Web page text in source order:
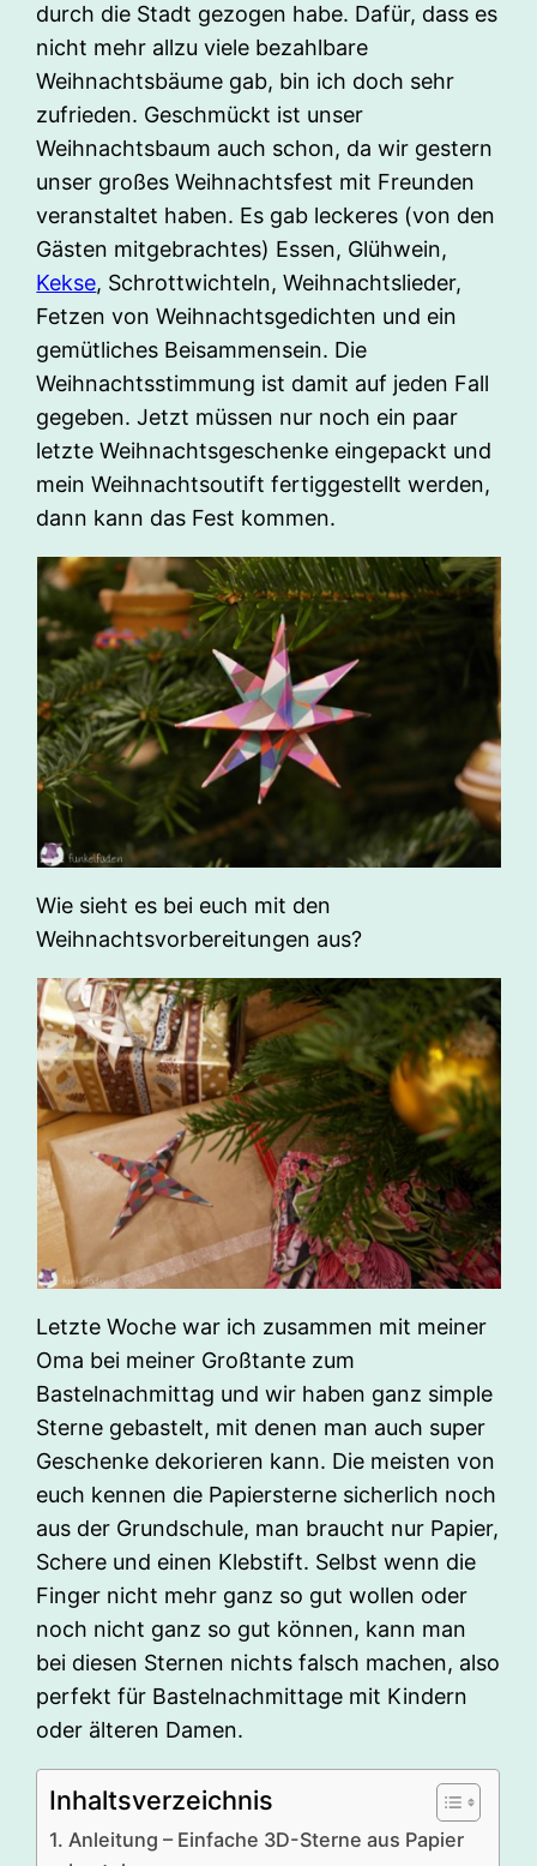
durch die Stadt gezogen habe. Dafür, dass es
nicht mehr allzu viele bezahlbare
Weihnachtsbäume gab, bin ich doch sehr
zufrieden. Geschmückt ist unser
Weihnachtsbaum auch schon, da wir gestern
unser großes Weihnachtsfest mit Freunden
veranstaltet haben. Es gab leckeres (von den
Gästen mitgebrachtes) Essen, Glühwein,
Kekse, Schrottwichteln, Weihnachtslieder,
Fetzen von Weihnachtsgedichten und ein
gemütliches Beisammensein. Die
Weihnachtsstimmung ist damit auf jeden Fall
gegeben. Jetzt müssen nur noch ein paar
letzte Weihnachtsgeschenke eingepackt und
mein Weihnachtsoutift fertiggestellt werden,
dann kann das Fest kommen.
Wie sieht es bei euch mit den
Weihnachtsvorbereitungen aus?
Letzte Woche war ich zusammen mit meiner
Oma bei meiner Großtante zum
Bastelnachmittag und wir haben ganz simple
Sterne gebastelt, mit denen man auch super
Geschenke dekorieren kann. Die meisten von
euch kennen die Papiersterne sicherlich noch
aus der Grundschule, man braucht nur Papier,
Schere und einen Klebstift. Selbst wenn die
Finger nicht mehr ganz so gut wollen oder
noch nicht ganz so gut können, kann man
bei diesen Sternen nichts falsch machen, also
perfekt für Bastelnachmittage mit Kindern
oder älteren Damen.
Inhaltsverzeichnis
Anleitung – Einfache 3D-Sterne aus Papier